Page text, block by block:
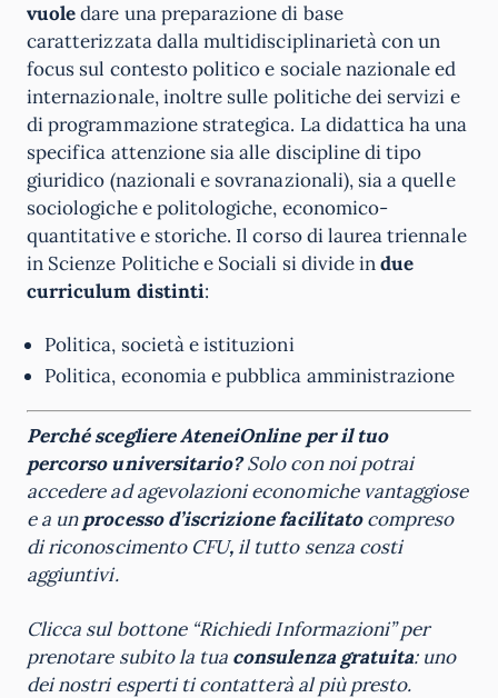
vuoledare una preparazione di base
caratterizzata dalla multidisciplinarietà con un
focus sul contesto politico e sociale nazionale ed
internazionale, inoltre sulle politiche dei servizi e
di programmazione strategica. La didattica ha una
specifica attenzione sia alle discipline di tipo
giuridico (nazionali e sovranazionali), sia a quelle
sociologiche e politologiche, economico-
quantitative e storiche. Il corso di laurea triennale
in Scienze Politiche e Sociali si divide indue
curriculum distinti:
Politica, società e istituzioni
Politica, economia e pubblica amministrazione
Perché scegliere AteneiOnline per il tuo
percorso universitario?Solo con noi potrai
accedere ad agevolazioni economiche vantaggiose
e a unprocesso d’iscrizione facilitatocompreso
di riconoscimento CFU, il tutto senza costi
aggiuntivi.
Clicca sul bottone “Richiedi Informazioni” per
prenotare subito la tua consulenza gratuita: uno
dei nostri esperti ti contatterà al più presto.